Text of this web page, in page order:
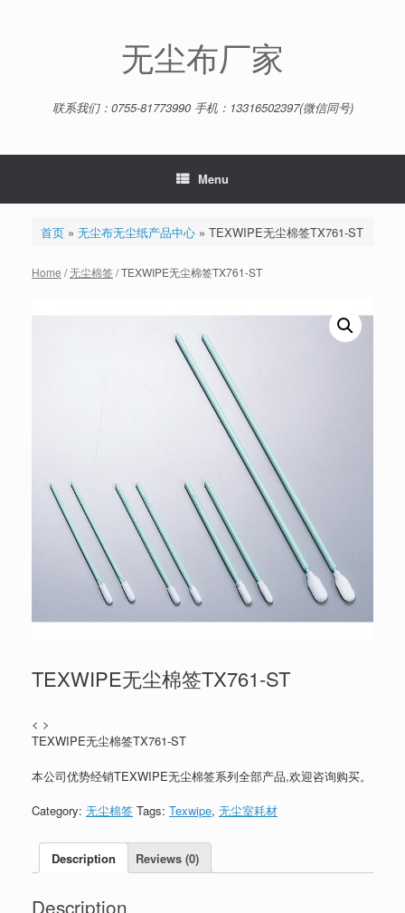
无尘布厂家
联系我们：0755-81773990 手机：13316502397(微信同号)
Menu
首页» 无尘布无尘纸产品中心» TEXWIPE无尘棉签TX761-ST
Home /无尘棉签/ TEXWIPE无尘棉签TX761-ST
TEXWIPE无尘棉签TX761-ST
< >
TEXWIPE无尘棉签TX761-ST
本公司优势经销TEXWIPE无尘棉签系列全部产品,欢迎咨询购买。
Category: 无尘棉签 Tags: Texwipe, 无尘室耗材
Description Reviews (0)
Description